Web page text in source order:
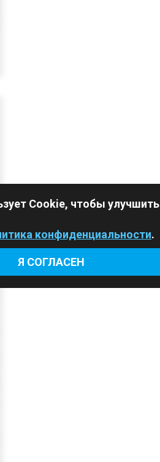
Cookie, чтобы улучшить
конфиденциальности.
Я СОГЛАСЕН